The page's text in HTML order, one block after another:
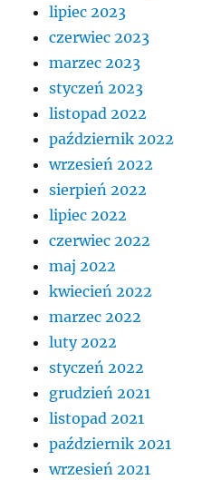
lipiec 2023
czerwiec 2023
marzec 2023
styczeń 2023
listopad 2022
październik 2022
wrzesień 2022
sierpień 2022
lipiec 2022
czerwiec 2022
maj 2022
kwiecień 2022
marzec 2022
luty 2022
styczeń 2022
grudzień 2021
listopad 2021
październik 2021
wrzesień 2021